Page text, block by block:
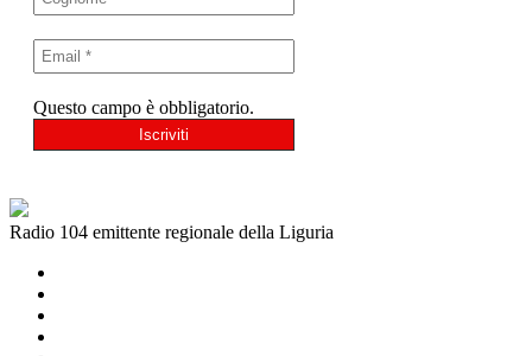
Questo campo è obbligatorio.
Radio 104 emittente regionale della Liguria